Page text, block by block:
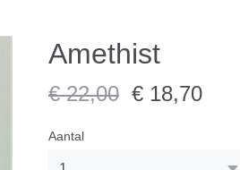
Amethist
€ 22,00 € 18,70
Aantal